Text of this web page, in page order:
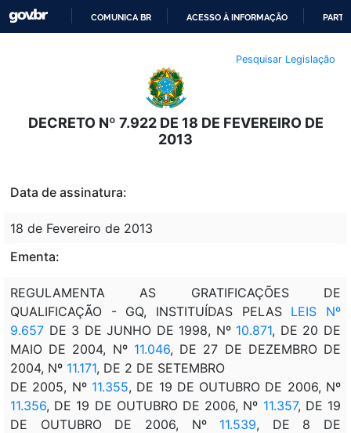
O
CONTEÚDO
COMUNICA BR ACESSO À INFORMAÇÃO
Pesquisar Legislação
DECRETO Nº 7.922 DE 18 DE FEVEREIRO DE
2013
Data de assinatura:
18 de Fevereiro de 2013
Ementa:
REGULAMENTA AS GRATIFICAÇÕES DE
QUALIFICAÇÃO - GQ, INSTITUÍDAS PELASLEIS Nº
9.657 DE 3 DE JUNHO DE 1998, Nº 10.871, DE 20 DE
MAIO DE 2004, Nº 11.046, DE 27 DE DEZEMBRO DE
2004, Nº 11.171, DE 2 DE SETEMBRO
DE 2005, Nº 11.355, DE 19 DE OUTUBRO DE 2006, Nº
11.356, DE 19 DE OUTUBRO DE 2006, Nº 11.357, DE 19
DE OUTUBRO DE 2006, Nº 11.539, DE 8 DE